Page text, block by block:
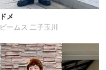
ドメ
ビームス 二子玉川